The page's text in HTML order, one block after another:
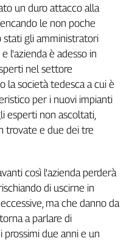
un duro attacco alla
le non poche
stati gli amministratori
l'azienda è adesso in
nel settore
la società tedesca a cui è
per i nuovi impianti
esperti non ascoltati,
trovate e due dei tre
così l'azienda perderà
di uscirne in
ma che danno da
a parlare di
due anni e un